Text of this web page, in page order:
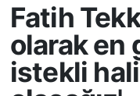
Fatih
olarak en
istekli
SPOR
GÜNÜN
Mersin
Mersin Trafik